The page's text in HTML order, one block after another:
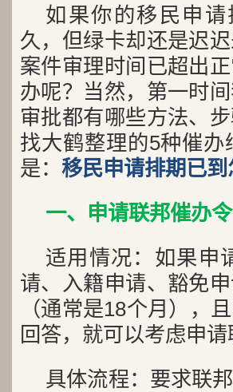
如果你的移民申
久，但绿卡却还是迟
案件审理时间已超出
办呢？当然，第一时
审批都有哪些方法、
找大鹤整理的5种催
是： 移民申请排期已
一、申请联邦催办令
适用情况：如果申
请、入籍申请、豁免
（通常是18个月），
回答，就可以考虑申请
具体流程：要求联